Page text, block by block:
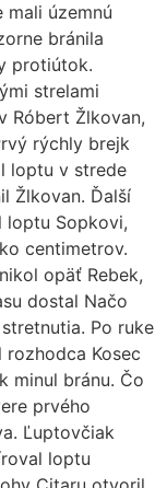
územnú
bránila
protiútok.
strelami
Róbert Žlkovan,
rýchly brejk
loptu v strede
Žlkovan. Ďalší
loptu Sopkovi,
centimetrov.
opäť Rebek,
dostal Načo
Po ruke
rozhodca Kosec
minul bránu. Čo
prvého
Ľuptovčiak
loptu